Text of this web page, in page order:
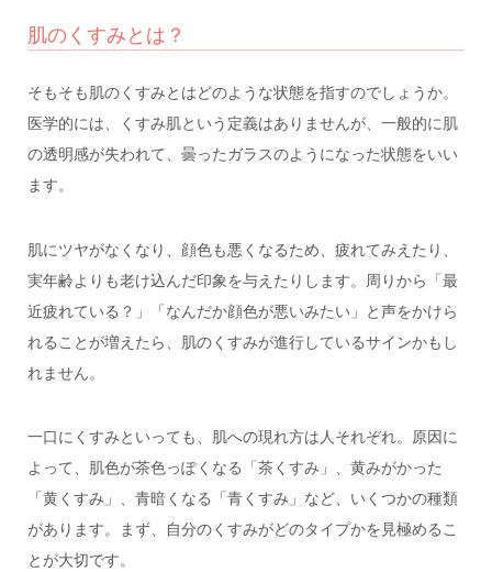
肌のくすみとは？
そもそも肌のくすみとはどのような状態を指すのでしょうか。
医学的には、くすみ肌という定義はありませんが、一般的に肌
の透明感が失われて、曇ったガラスのようになった状態をいい
ます。
肌にツヤがなくなり、顔色も悪くなるため、疲れてみえたり、
実年齢よりも老け込んだ印象を与えたりします。周りから「最
近疲れている？」「なんだか顔色が悪いみたい」と声をかけら
れることが増えたら、肌のくすみが進行しているサインかもし
れません。
一口にくすみといっても、肌への現れ方は人それぞれ。原因に
よって、肌色が茶色っぽくなる「茶くすみ」、黄みがかった
「黄くすみ」、青暗くなる「青くすみ」など、いくつかの種類
があります。まず、自分のくすみがどのタイプかを見極めるこ
とが大切です。